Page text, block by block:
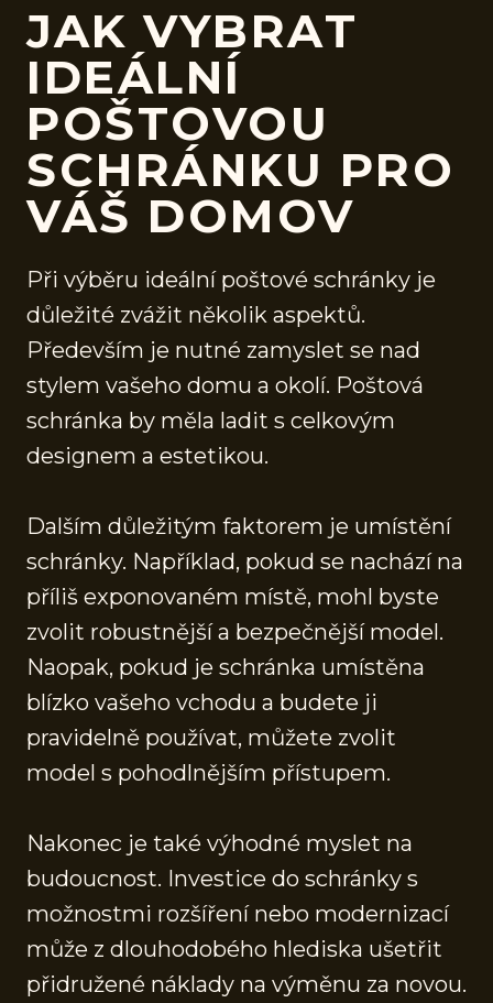
JAK VYBRAT
IDEÁLNÍ
POŠTOVOU
SCHRÁNKU PRO
VÁŠ DOMOV
Při výběru ideální poštové schránky je
důležité zvážit několik aspektů.
Především je nutné zamyslet se nad
stylem vašeho domu a okolí. Poštová
schránka by měla ladit s celkovým
designem a estetikou.
Dalším důležitým faktorem je umístění
schránky. Například, pokud se nachází na
příliš exponovaném místě, mohl byste
zvolit robustnější a bezpečnější model.
Naopak, pokud je schránka umístěna
blízko vašeho vchodu a budete ji
pravidelně používat, můžete zvolit
model s pohodlnějším přístupem.
Nakonec je také výhodné myslet na
budoucnost. Investice do schránky s
možnostmi rozšíření nebo modernizací
může z dlouhodobého hlediska ušetřit
přidružené náklady na výměnu za novou.